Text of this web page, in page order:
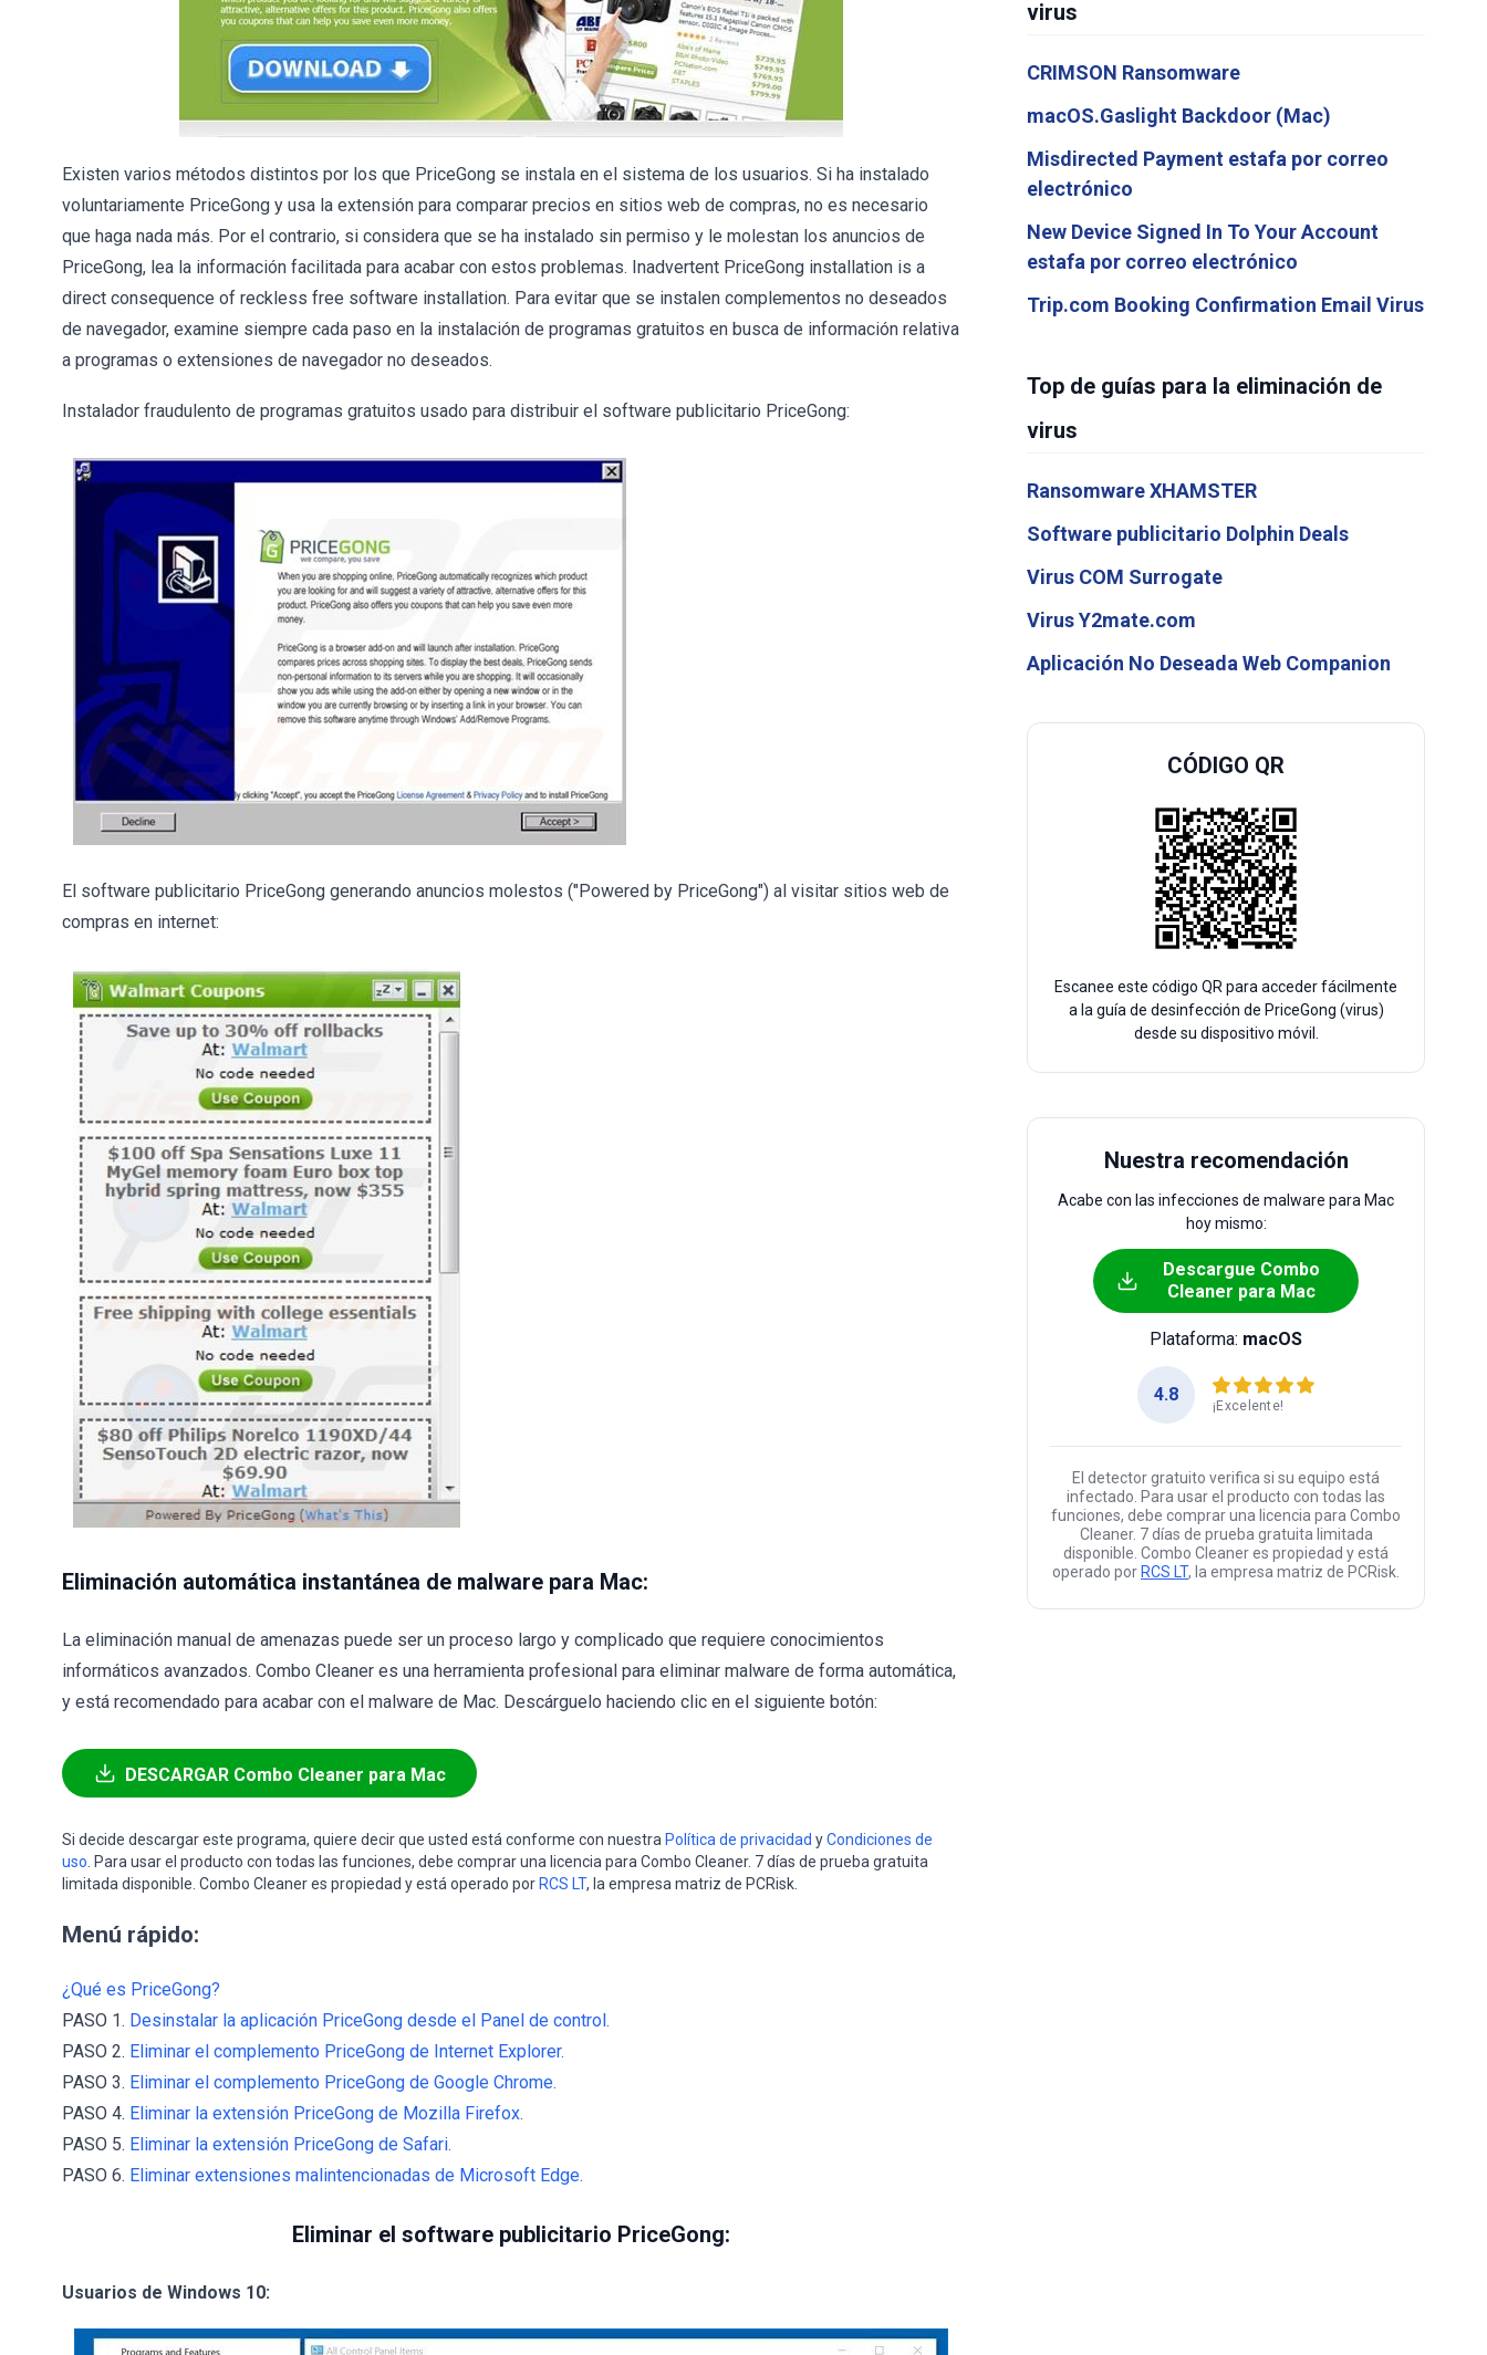
Existen varios métodos distintos por los que PriceGong se instala en el sistema de los usuarios. Si ha instalado
voluntariamente PriceGong y usa la extensión para comparar precios en sitios web de compras, no es necesario
que haga nada más. Por el contrario, si considera que se ha instalado sin permiso y le molestan los anuncios de
PriceGong, lea la información facilitada para acabar con estos problemas. Inadvertent PriceGong installation is a
direct consequence of reckless free software installation. Para evitar que se instalen complementos no deseados
de navegador, examine siempre cada paso en la instalación de programas gratuitos en busca de información relativa
a programas o extensiones de navegador no deseados.
Instalador fraudulento de programas gratuitos usado para distribuir el software publicitario PriceGong:
El software publicitario PriceGong generando anuncios molestos ("Powered by PriceGong") al visitar sitios web de
compras en internet:
Eliminación automática instantánea de malware para Mac:
La eliminación manual de amenazas puede ser un proceso largo y complicado que requiere conocimientos
informáticos avanzados. Combo Cleaner es una herramienta profesional para eliminar malware de forma automática,
y está recomendado para acabar con el malware de Mac. Descárguelo haciendo clic en el siguiente botón:
DESCARGAR Combo Cleaner para Mac
Si decide descargar este programa, quiere decir que usted está conforme con nuestra Política de privacidad yCondiciones de
uso . Para usar el producto con todas las funciones, debe comprar una licencia para Combo Cleaner. 7 días de prueba gratuita
limitada disponible. Combo Cleaner es propiedad y está operado por RCS LT, la empresa matriz de PCRisk.
Menú rápido:
¿Qué es PriceGong?
PASO 1. Desinstalar la aplicación PriceGong desde el Panel de control.
PASO 2. Eliminar el complemento PriceGong de Internet Explorer.
PASO 3. Eliminar el complemento PriceGong de Google Chrome.
PASO 4. Eliminar la extensión PriceGong de Mozilla Firefox.
PASO 5. Eliminar la extensión PriceGong de Safari.
PASO 6. Eliminar extensiones malintencionadas de Microsoft Edge.
Eliminar el software publicitario PriceGong:
Usuarios de Windows 10:
virus
CRIMSON Ransomware
macOS.Gaslight Backdoor (Mac)
Misdirected Payment estafa por correo
electrónico
New Device Signed In To Your Account
estafa por correo electrónico
Trip.com Booking Confirmation Email Virus
Top de guías para la eliminación de
virus
Ransomware XHAMSTER
Software publicitario Dolphin Deals
Virus COM Surrogate
Virus Y2mate.com
Aplicación No Deseada Web Companion
CÓDIGO QR
Escanee este código QR para acceder fácilmente
a la guía de desinfección de PriceGong (virus)
desde su dispositivo móvil.
Nuestra recomendación
Acabe con las infecciones de malware para Mac
hoy mismo:
Descargue Combo
Cleaner para Mac
Plataforma: macOS
4.8
¡Excelente!
El detector gratuito verifica si su equipo está
infectado. Para usar el producto con todas las
funciones, debe comprar una licencia para Combo
Cleaner. 7 días de prueba gratuita limitada
disponible. Combo Cleaner es propiedad y está
operado por RCS LT, la empresa matriz de PCRisk.